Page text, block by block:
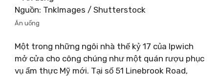
Nguồn: TnkImages / Shutterstock
Ăn uống
Một trong những ngôi nhà thế kỷ 17 của Ipwich
mở cửa cho công chúng như một quán rượu phục
vụ ẩm thực Mỹ mới. Tại số 51 Linebrook Road,